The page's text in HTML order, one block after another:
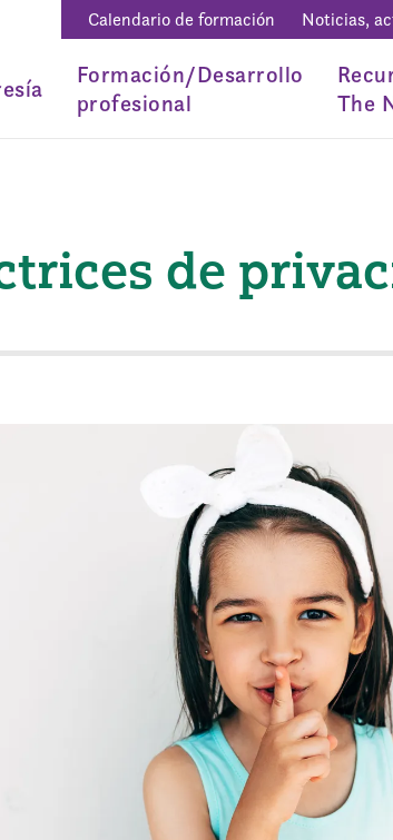
Calendario de formación Noticias,
Formación/Desarrollo
profesional
The
de